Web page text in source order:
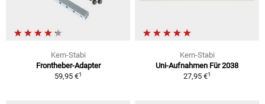
Kern-Stabi
Frontheber-Adapter
59,95 €1
Kern-Stabi
Uni-Aufnahmen Für 2038
27,95 €1